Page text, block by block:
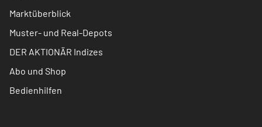
Marktüberblick
Muster- und Real-Depots
DER AKTIONÄR Indizes
Abo und Shop
Bedienhilfen